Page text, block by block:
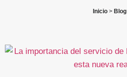
Inicio> Blog